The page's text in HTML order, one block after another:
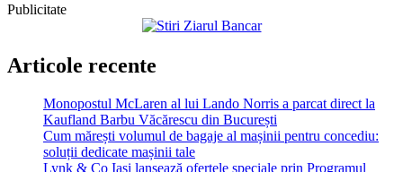
Publicitate
Articole recente
Monopostul McLaren al lui Lando Norris a parcat direct la
Kaufland Barbu Văcărescu din București
Cum mărești volumul de bagaje al mașinii pentru concediu:
soluții dedicate mașinii tale
Lynk & Co Iași lansează ofertele speciale prin Programul